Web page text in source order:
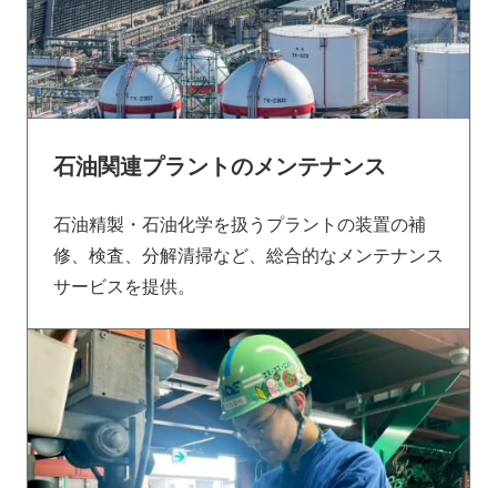
石油関連プラントのメンテナンス
石油精製・石油化学を扱うプラントの装置の補
修、検査、分解清掃など、総合的なメンテナンス
サービスを提供。